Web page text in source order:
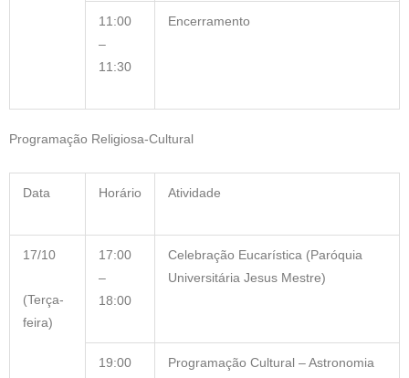
11:00
–
11:30
Encerramento
Programação Religiosa-Cultural
Data Horário Atividade
17/10
(Terça-
feira)
17:00
–
18:00
Celebração Eucarística (Paróquia
Universitária Jesus Mestre)
19:00
Programação Cultural – Astronomia